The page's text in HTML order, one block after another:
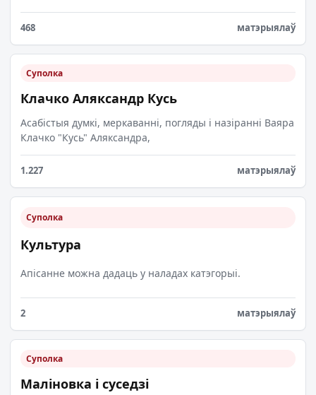
468 матэрыялаў
Суполка
Клачко Аляксандр Кусь
Асабістыя думкі, меркаванні, погляды і назіранні Ваяра
Клачко "Кусь" Аляксандра,
1.227 матэрыялаў
Суполка
Культура
Апісанне можна дадаць у наладах катэгорыі.
2 матэрыялаў
Суполка
Маліновка і суседзі